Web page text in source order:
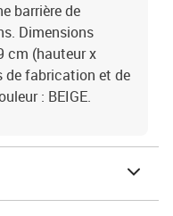
barrière de
Dimensions
cm (hauteur x
de fabrication et de
: BEIGE.